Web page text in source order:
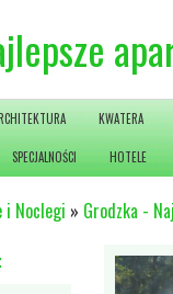
KWATERA
SPECJALNOŚCI HOTELE
i Noclegi » Grodzka -